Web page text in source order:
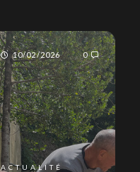
10/02/2026 0
ACTUALITÉ